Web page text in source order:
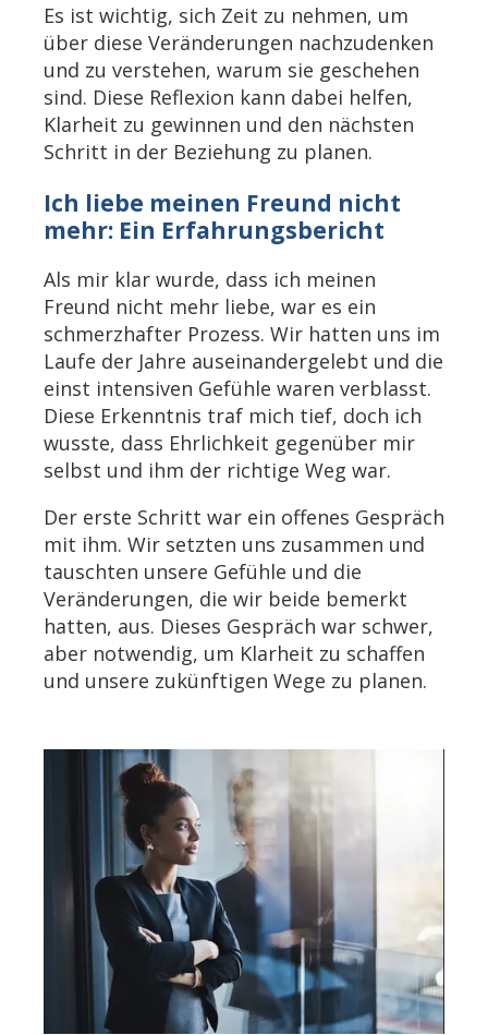
Es ist wichtig, sich Zeit zu nehmen, um
über diese Veränderungen nachzudenken
und zu verstehen, warum sie geschehen
sind. Diese Reflexion kann dabei helfen,
Klarheit zu gewinnen und den nächsten
Schritt in der Beziehung zu planen.
Ich liebe meinen Freund nicht
mehr: Ein Erfahrungsbericht
Als mir klar wurde, dass ich meinen
Freund nicht mehr liebe, war es ein
schmerzhafter Prozess. Wir hatten uns im
Laufe der Jahre auseinandergelebt und die
einst intensiven Gefühle waren verblasst.
Diese Erkenntnis traf mich tief, doch ich
wusste, dass Ehrlichkeit gegenüber mir
selbst und ihm der richtige Weg war.
Der erste Schritt war ein offenes Gespräch
mit ihm. Wir setzten uns zusammen und
tauschten unsere Gefühle und die
Veränderungen, die wir beide bemerkt
hatten, aus. Dieses Gespräch war schwer,
aber notwendig, um Klarheit zu schaffen
und unsere zukünftigen Wege zu planen.